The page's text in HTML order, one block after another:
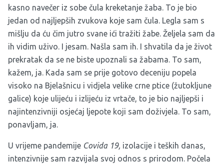
kasno navečer iz sobe čula kreketanje žaba. To je bio
jedan od najljepših zvukova koje sam čula. Legla sam s
mišlju da ću čim jutro svane ići tražiti žabe. Željela sam da
ih vidim uživo. I jesam. Našla sam ih. I shvatila da je život
prekratak da se ne biste upoznali sa žabama. To sam,
kažem, ja. Kada sam se prije gotovo deceniju popela
visoko na Bjelašnicu i vidjela velike crne ptice (žutokljune
galice) koje ulijeću i izlijeću iz vrtače, to je bio najljepši i
najintenzivniji osjećaj ljepote koji sam doživjela. To sam,
ponavljam, ja.
U vrijeme pandemije Covida 19, izolacije i teških danas,
intenzivnije sam razvijala svoj odnos s prirodom. Počela